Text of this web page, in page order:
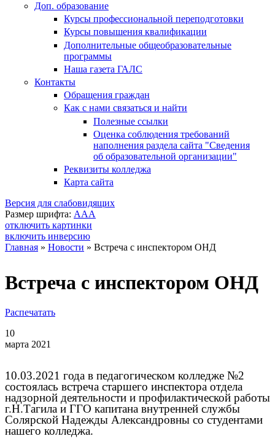
Доп. образование
Курсы профессиональной переподготовки
Курсы повышения квалификации
Дополнительные общеобразовательные
программы
Наша газета ГАЛС
Контакты
Обращения граждан
Как с нами связаться и найти
Полезные ссылки
Оценка соблюдения требований
наполнения раздела сайта "Сведения
об образовательной организации"
Реквизиты колледжа
Карта сайта
Версия для слабовидящих
Размер шрифта: AAA
отключить картинки
включить инверсию
Главная » Новости » Встреча с инспектором ОНД
Встреча с инспектором ОНД
Распечатать
10
марта 2021
10.03.2021 года в педагогическом колледже №2
состоялась встреча старшего инспектора отдела
надзорной деятельности и профилактической работы
г.Н.Тагила и ГГО капитана внутренней службы
Солярской Надежды Александровны со студентами
нашего колледжа.